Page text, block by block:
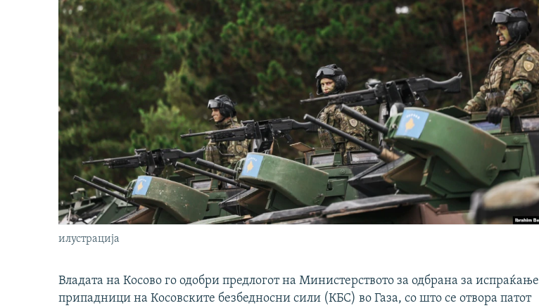
илустрација
Владата на Косово го одобри предлогот на Министерството за одбрана за испраќање
припадници на Косовските безбедносни сили (КБС) во Газа, со што се отвора патот